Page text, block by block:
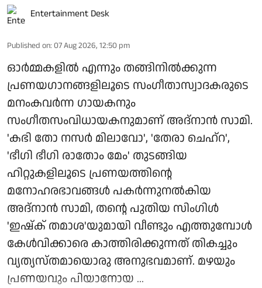
Entertainment Desk
Published on: 07 Aug 2026, 12:50 pm
ഓർമ്മകളിൽ എന്നും തങ്ങിനിൽക്കുന്ന
പ്രണയഗാനങ്ങളിലൂടെ സംഗീതാസ്വാദകരുടെ
മനംകവർന്ന ഗായകനും
സംഗീതസംവിധായകനുമാണ് അദ്നാൻ സാമി.
'കഭി തോ നസർ മിലാവോ', 'തേരാ ചെഹ്റ',
'ഭീഗി ഭീഗി രാതോം മേം' തുടങ്ങിയ
ഹിറ്റുകളിലൂടെ പ്രണയത്തിന്റെ
മനോഹരഭാവങ്ങൾ പകർന്നുനൽകിയ
അദ്നാൻ സാമി, തന്റെ പുതിയ സിംഗിൾ
'ഇഷ്ക് തമാശ'യുമായി വീണ്ടും എത്തുമ്പോൾ
കേൾവിക്കാരെ കാത്തിരിക്കുന്നത് തികച്ചും
വ്യത്യസ്തമായൊരു അനുഭവമാണ്. മഴയും
പ്രണയവും പിയാനോയ ...